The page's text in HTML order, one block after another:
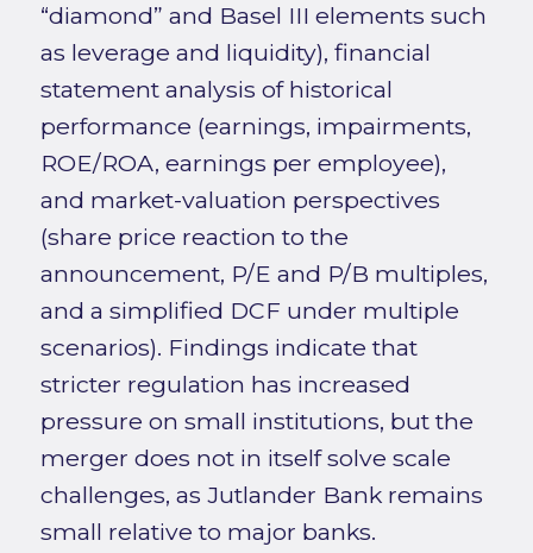
“diamond” and Basel III elements such
as leverage and liquidity), financial
statement analysis of historical
performance (earnings, impairments,
ROE/ROA, earnings per employee),
and market-valuation perspectives
(share price reaction to the
announcement, P/E and P/B multiples,
and a simplified DCF under multiple
scenarios). Findings indicate that
stricter regulation has increased
pressure on small institutions, but the
merger does not in itself solve scale
challenges, as Jutlander Bank remains
small relative to major banks.